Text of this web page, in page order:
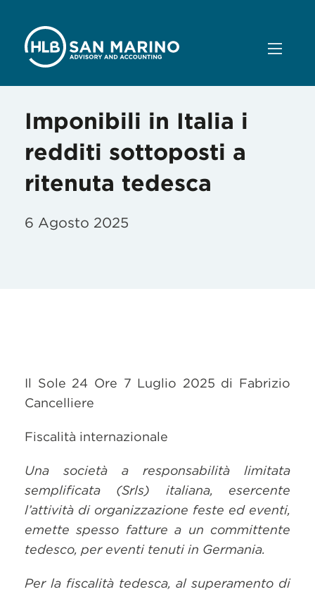
Imponibili in Italia i
redditi sottoposti a
ritenuta tedesca
6 Agosto 2025
Il Sole 24 Ore 7 Luglio 2025 di Fabrizio
Cancelliere
Fiscalità internazionale
Una società a responsabilità limitata
semplificata (Srls) italiana, esercente
l’attività di organizzazione feste ed eventi,
emette spesso fatture a un committente
tedesco, per eventi tenuti in Germania.
Per la fiscalità tedesca, al superamento di